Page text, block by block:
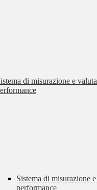
di misurazione e
Sistema di misurazione
performance